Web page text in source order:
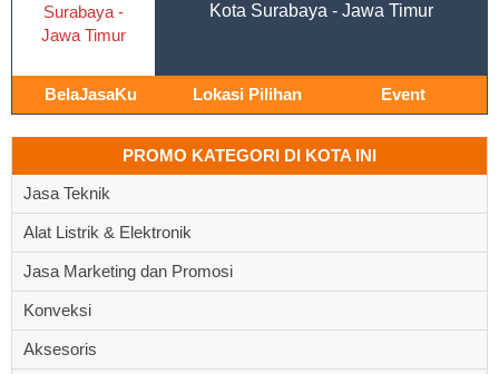
Kota Surabaya - Jawa Timur
BelaJasaKu Lokasi Pilihan Event
PROMO KATEGORI DI KOTA INI
Jasa Teknik
Alat Listrik & Elektronik
Jasa Marketing dan Promosi
Konveksi
Aksesoris